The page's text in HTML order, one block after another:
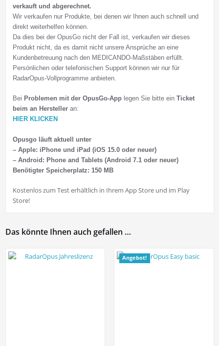
verkauft und abgerechnet.
Wir verkaufen nur Produkte, bei denen wir Ihnen auch schnell und
direkt weiterhelfen können.
Da dies bei der OpusGo nicht der Fall ist, verkaufen wir dieses
Produkt nicht, da es damit nicht unsere Ansprüche an eine
Kundenbetreuung nach den MEDICANDO-Maßstäben erfüllt.
Persönlichen oder telefonischen Support können wir nur für
RadarOpus-Vollprogramme anbieten.
Bei Problemen mit der OpusGo-Applegen Sie bitte ein Ticket
beim an Herstelleran:
HIER KLICKEN
Opusgo läuft aktuell unter
– Apple: iPhone und iPad (iOS 15.0 oder neuer)
– Android: Phone and Tablets (Android 7.1 oder neuer)
Benötigter Speicherplatz: 150 MB
Kostenlos zum Test erhältlich in Ihrem App Store und im Play
Store!
Das könnte Ihnen auch gefallen …
Angebot!